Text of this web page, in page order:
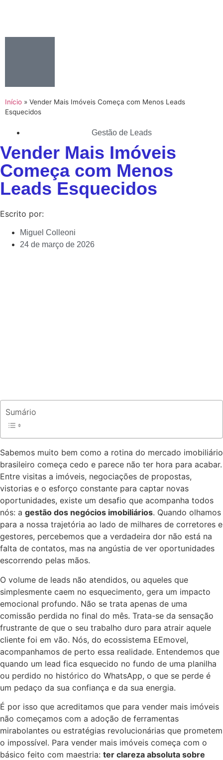
Início » Vender Mais Imóveis Começa com Menos Leads
Esquecidos
Gestão de Leads
Vender Mais Imóveis
Começa com Menos
Leads Esquecidos
Escrito por:
Miguel Colleoni
24 de março de 2026
Sumário
Sabemos muito bem como a rotina do mercado imobiliário
brasileiro começa cedo e parece não ter hora para acabar.
Entre visitas a imóveis, negociações de propostas,
vistorias e o esforço constante para captar novas
oportunidades, existe um desafio que acompanha todos
nós: a gestão dos negócios imobiliários. Quando olhamos
para a nossa trajetória ao lado de milhares de corretores e
gestores, percebemos que a verdadeira dor não está na
falta de contatos, mas na angústia de ver oportunidades
escorrendo pelas mãos.
O volume de leads não atendidos, ou aqueles que
simplesmente caem no esquecimento, gera um impacto
emocional profundo. Não se trata apenas de uma
comissão perdida no final do mês. Trata-se da sensação
frustrante de que o seu trabalho duro para atrair aquele
cliente foi em vão. Nós, do ecossistema EEmovel,
acompanhamos de perto essa realidade. Entendemos que
quando um lead fica esquecido no fundo de uma planilha
ou perdido no histórico do WhatsApp, o que se perde é
um pedaço da sua confiança e da sua energia.
É por isso que acreditamos que para vender mais imóveis
não começamos com a adoção de ferramentas
mirabolantes ou estratégias revolucionárias que prometem
o impossível. Para vender mais imóveis começa com o
básico feito com maestria: ter clareza absoluta sobre